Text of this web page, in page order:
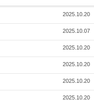
2025.10.20
2025.10.07
2025.10.20
2025.10.20
2025.10.20
2025.10.20